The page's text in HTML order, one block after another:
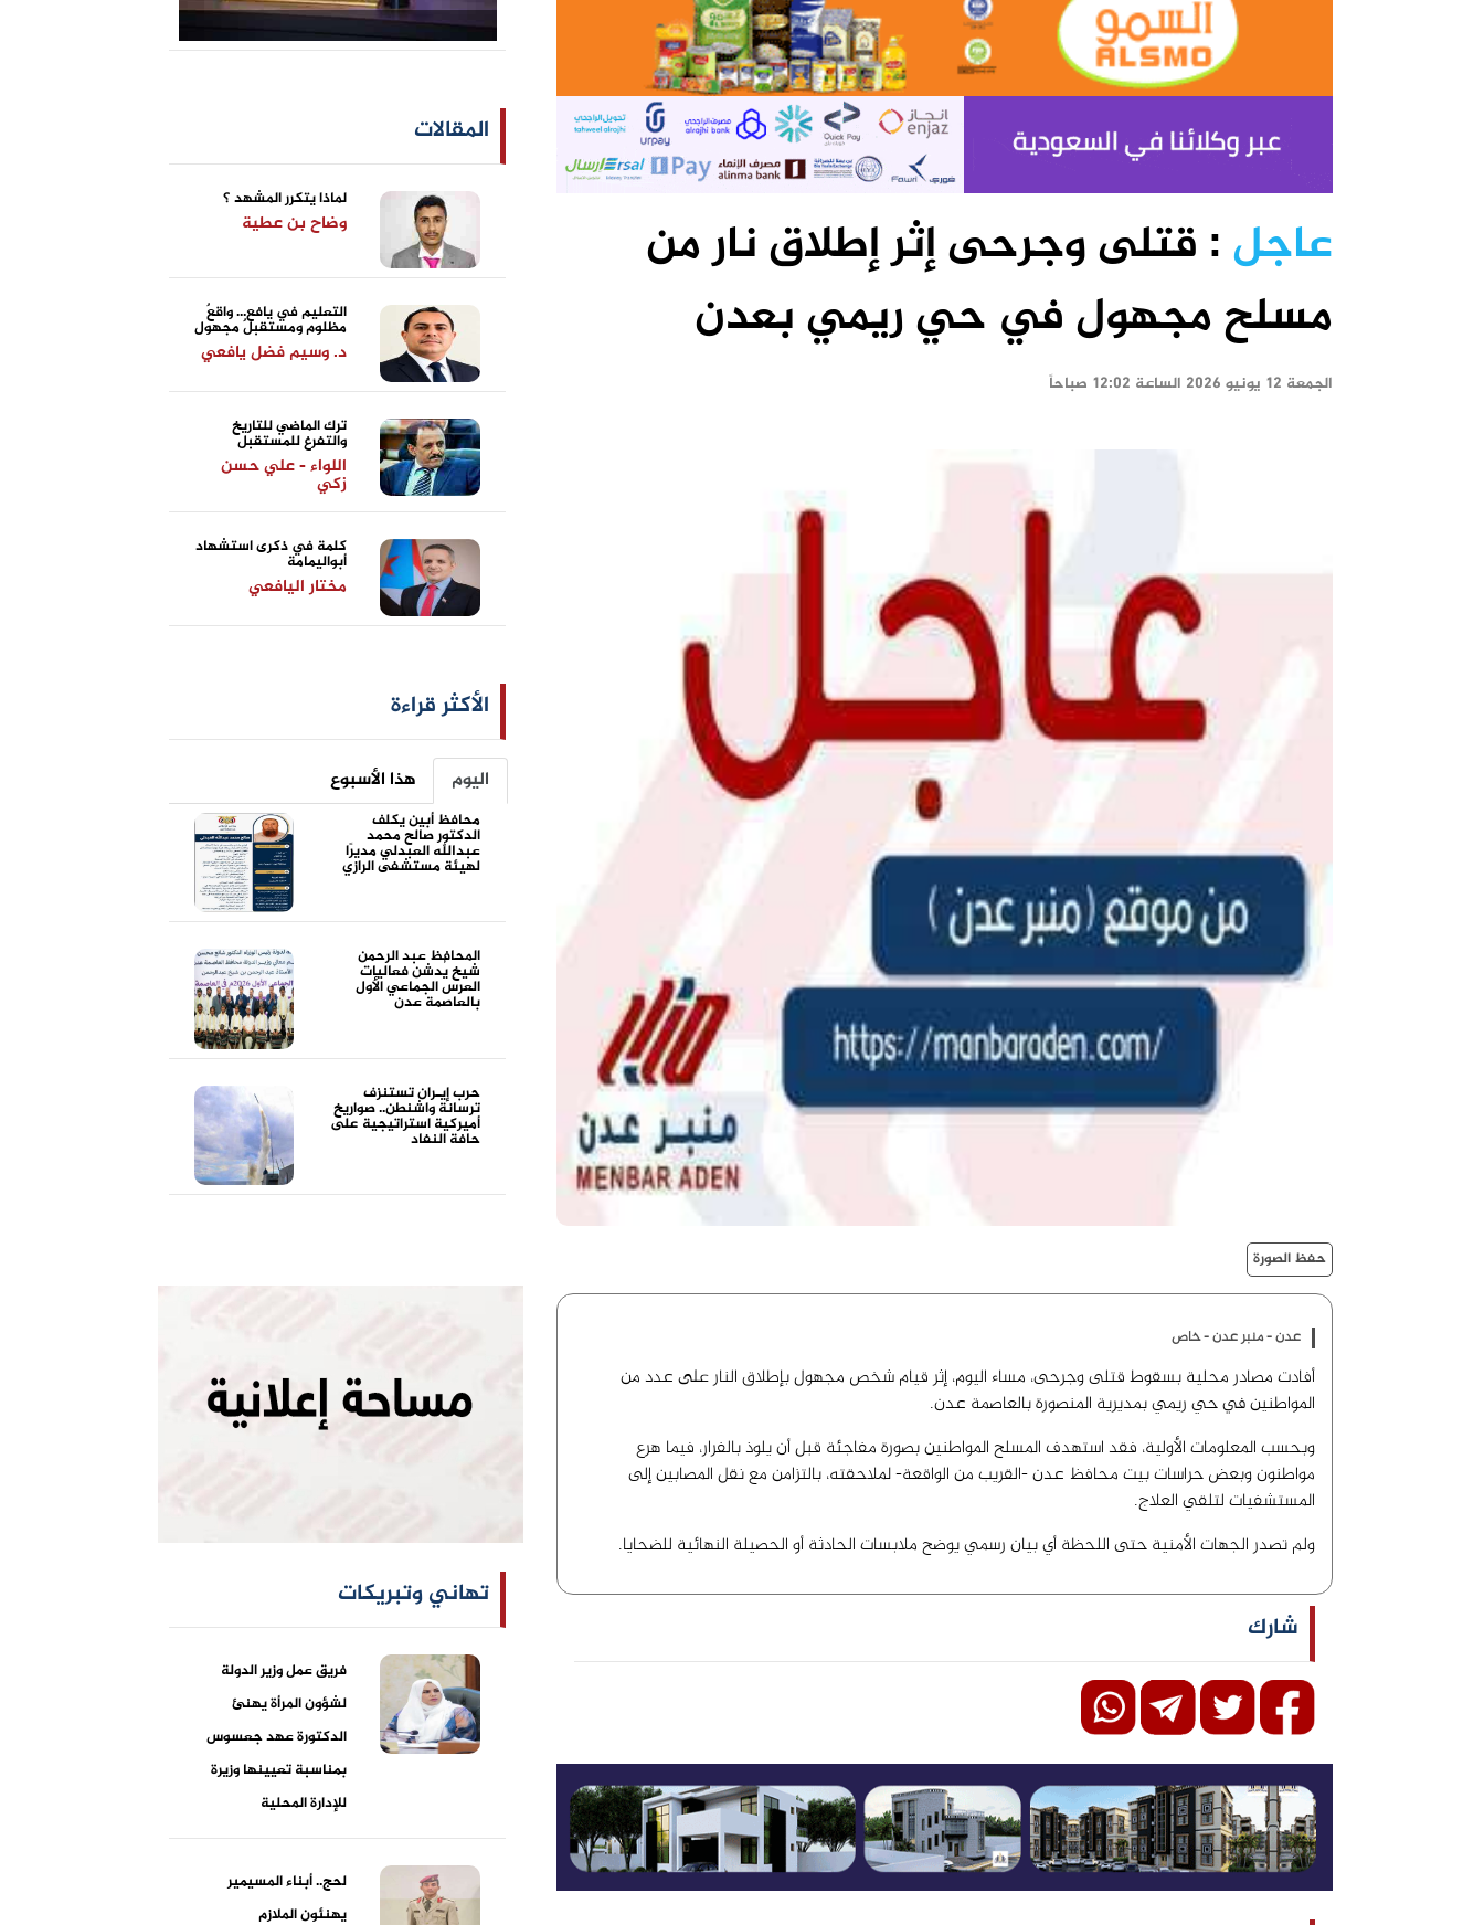
عاجل: قتلى وجرحى إثر إطلاق نار من
مسلح مجهول في حي ريمي بعدن
الجمعة ١٢ يونيو ٢٠٢٦ الساعة ١٢:٠٢ صباحاً
حفظ الصورة
عدن - منبر عدن - خاص
أفادت مصادر محلية بسقوط قتلى وجرحى، مساء اليوم، إثر قيام شخص مجهول بإطلاق النار على عدد من
المواطنين في حي ريمي بمديرية المنصورة بالعاصمة عدن.
وبحسب المعلومات الأولية، فقد استهدف المسلح المواطنين بصورة مفاجئة قبل أن يلوذ بالفرار، فيما هرع
مواطنون وبعض حراسات بيت محافظ عدن -القريب من الواقعة- لملاحقته، بالتزامن مع نقل المصابين إلى
المستشفيات لتلقي العلاج.
ولم تصدر الجهات الأمنية حتى اللحظة أي بيان رسمي يوضح ملابسات الحادثة أو الحصيلة النهائية للضحايا.
شارك
المقالات
لماذا يتكرر المشهد ؟
وضاح بن عطية
التعليم في يافع... واقعٌ
مظلوم ومستقبلٌ مجهول
د. وسيم فضل يافعي
ترك الماضي للتاريخ
والتفرغ للمستقبل
اللواء - علي حسن
زكي
كلمة في ذكرى استشهاد
أبواليمامة
مختار اليافعي
الأكثر قراءة
اليوم هذا الأسبوع
محافظ أبين يكلف
الدكتور صالح محمد
عبدالله العبدلي مديرًا
لهيئة مستشفى الرازي
المحافظ عبد الرحمن
شيخ يُدشن فعاليات
العرس الجماعي الأول
بالعاصمة عدن
حرب إيـران تستنزف
ترسانة واشنطن.. صواريخ
أميركية استراتيجية على
حافة النفاد
تهاني وتبريكات
فريق عمل وزير الدولة
لشؤون المرأة يهنئ
الدكتورة عهد جعسوس
بمناسبة تعيينها وزيرة
للإدارة المحلية
لحج.. أبناء المسيمير
يهنئون الملازم